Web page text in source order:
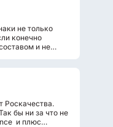
не только
конечно
и не
Роскачества.
бы ни за что не
и плюс